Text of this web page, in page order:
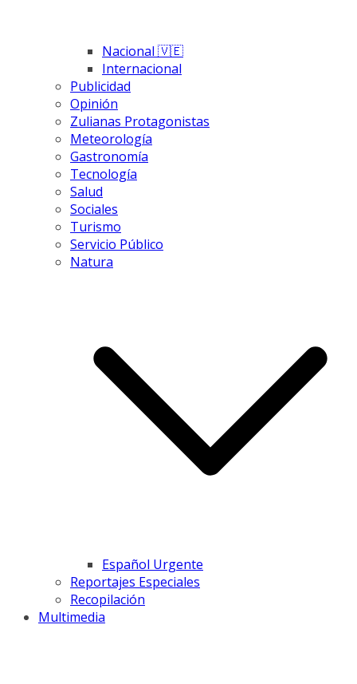
Nacional 🇻🇪
Internacional
Publicidad
Opinión
Zulianas Protagonistas
Meteorología
Gastronomía
Tecnología
Salud
Sociales
Turismo
Servicio Público
Natura
Español Urgente
Reportajes Especiales
Recopilación
Multimedia